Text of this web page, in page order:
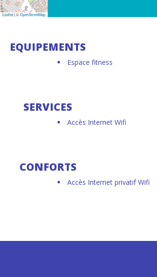
Leaflet| ©OpenStreetMap
EQUIPEMENTS
Espace fitness
SERVICES
Accès Internet Wifi
CONFORTS
Accès Internet privatif Wifi